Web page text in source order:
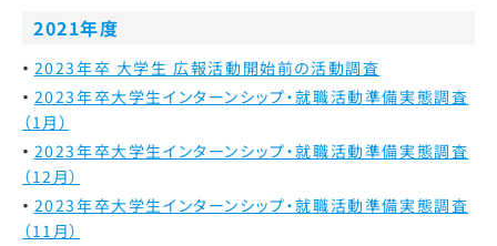
2021年度
2023年卒 大学生 広報活動開始前の活動調査
2023年卒大学生インターンシップ・就職活動準備実態調査
（1月）
2023年卒大学生インターンシップ・就職活動準備実態調査
（12月）
2023年卒大学生インターンシップ・就職活動準備実態調査
（11月）